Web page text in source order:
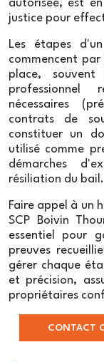
justice permet
irréfutable de la
peut être utilisé
autorisée, est
justice pour
Les étapes
commencent
place,
professionnel
nécessaires
contrats de
constituer un
utilisé comme
démarches
résiliation du bail.
Faire appel à un
SCP Boivin
essentiel pour
preuves
gérer chaque
et précision,
propriétaires
CONTACT